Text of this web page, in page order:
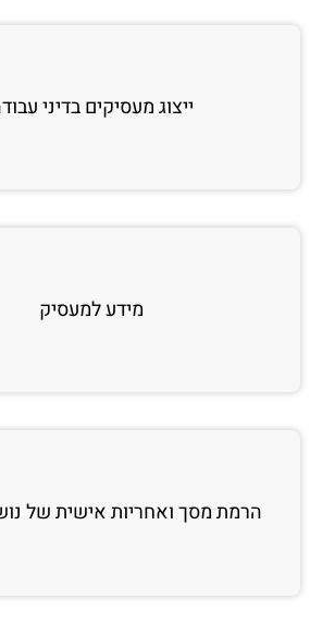
ייצוג מעסיקים בדיני
מידע למעסיק
הרמת מסך ואחריות אישית של